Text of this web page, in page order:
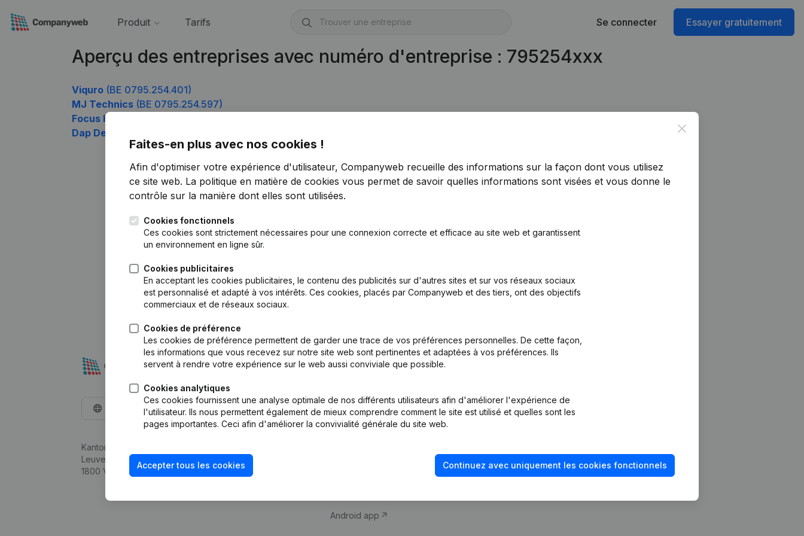
Produit Tarifs Se connecter Essayer gratuitement
Aperçu des entreprises avec numéro d'entreprise : 795254xxx
Viquro (BE 0795.254.401)
MJ Technics (BE 0795.254.597)
Focus Hospitality
Dap De Linde Gezelschapsdieren
Close
Faites-en plus avec nos cookies !
Afin d'optimiser votre expérience d'utilisateur, Companyweb recueille des informations sur la façon dont vous utilisez
ce site web. La politique en matière de cookies vous permet de savoir quelles informations sont visées et vous donne le
contrôle sur la manière dont elles sont utilisées.
Cookies fonctionnels
Ces cookies sont strictement nécessaires pour une connexion correcte et efficace au site web et garantissent
un environnement en ligne sûr.
Cookies publicitaires
En acceptant les cookies publicitaires, le contenu des publicités sur d'autres sites et sur vos réseaux sociaux
est personnalisé et adapté à vos intérêts. Ces cookies, placés par Companyweb et des tiers, ont des objectifs
commerciaux et de réseaux sociaux.
Cookies de préférence
Les cookies de préférence permettent de garder une trace de vos préférences personnelles. De cette façon,
les informations que vous recevez sur notre site web sont pertinentes et adaptées à vos préférences. Ils
servent à rendre votre expérience sur le web aussi conviviale que possible.
Cookies analytiques
Ces cookies fournissent une analyse optimale de nos différents utilisateurs afin d'améliorer l'expérience de
l'utilisateur. Ils nous permettent également de mieux comprendre comment le site est utilisé et quelles sont les
pages importantes. Ceci afin d'améliorer la convivialité générale du site web.
Accepter tous les cookies Continuez avec uniquement les cookies fonctionnels
Français
Kantorenpark Everest
Leuvensesteenweg 248D,
1800 Vilvoorde
Produit
d’entreprise
Monitoring
Android app
fraude
Consulter des comptes annuels
Vérification de la solvabilité